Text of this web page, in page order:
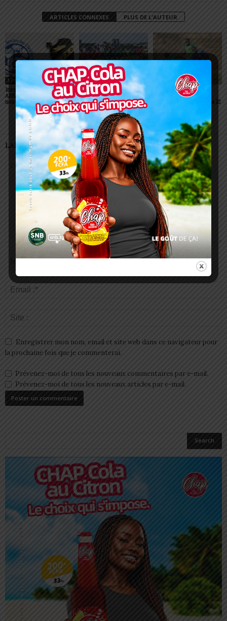
ARTICLES CONNEXES PLUS DE L'AUTEUR
SPORT
Interclubs CAF: ASCK et
ASKO face à deux gros
morceaux
SPORT
Championnats scolaires :
le LETP Sokodé décroche
le titre national
Championnat D2 : des
surprises et des
confirmations lors de la J2
LAISSER UN COMMENTAIRE
Enregistrer mon nom, email et site web dans ce navigateur pour
la prochaine fois que je commenterai.
Prévenez-moi de tous les nouveaux commentaires par e-mail.
Prévenez-moi de tous les nouveaux articles par e-mail.